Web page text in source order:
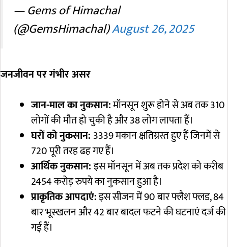
— Gems of Himachal
(@GemsHimachal)August 26, 2025
जनजीवन पर गंभीर असर
जान-माल का नुकसान:मॉनसून शुरू होने से अब तक 310
लोगों की मौत हो चुकी है और 38 लोग लापता हैं।
घरों को नुकसान: 3339 मकान क्षतिग्रस्त हुए हैं जिनमें से
720 पूरी तरह ढह गए हैं।
आर्थिक नुकसान:इस मॉनसून में अब तक प्रदेश को करीब
2454 करोड़ रुपये का नुकसान हुआ है।
प्राकृतिक आपदाएं:इस सीजन में 90 बार फ्लैश फ्लड, 84
बार भूस्खलन और 42 बार बादल फटने की घटनाएं दर्ज की
गई हैं।